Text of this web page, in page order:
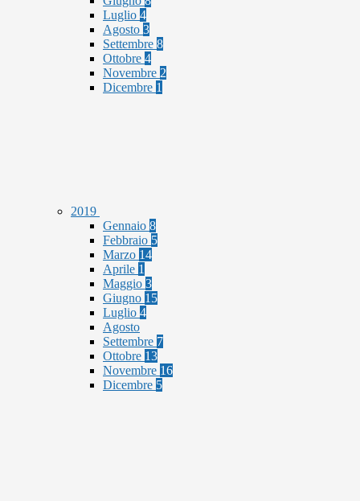
Luglio 4
Agosto 3
Settembre 8
Ottobre 4
Novembre 2
Dicembre 1
2019
Gennaio 8
Febbraio 5
Marzo 14
Aprile 1
Maggio 3
Giugno 15
Luglio 4
Agosto
Settembre 7
Ottobre 13
Novembre 16
Dicembre 5